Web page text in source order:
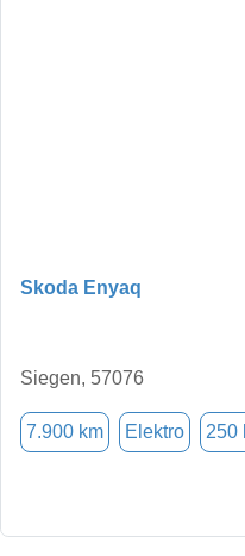
Skoda Enyaq
Siegen, 57076
7.900 km Elektro 250